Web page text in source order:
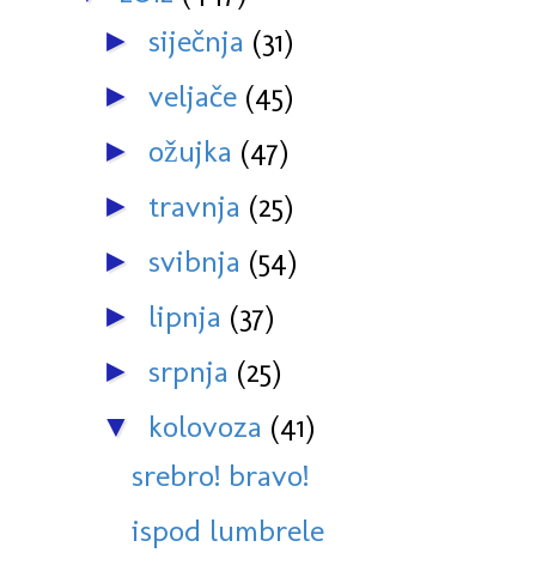
► siječnja (31)
► veljače (45)
► ožujka (47)
► travnja (25)
► svibnja (54)
► lipnja (37)
► srpnja (25)
▼ kolovoza (41)
srebro! bravo!
ispod lumbrele